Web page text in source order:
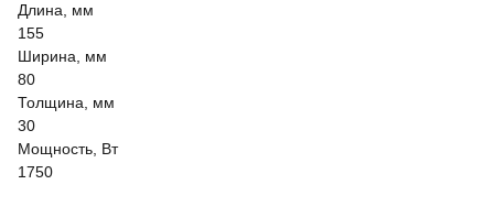
Длина, мм
155
Ширина, мм
80
Толщина, мм
30
Мощность, Вт
1750